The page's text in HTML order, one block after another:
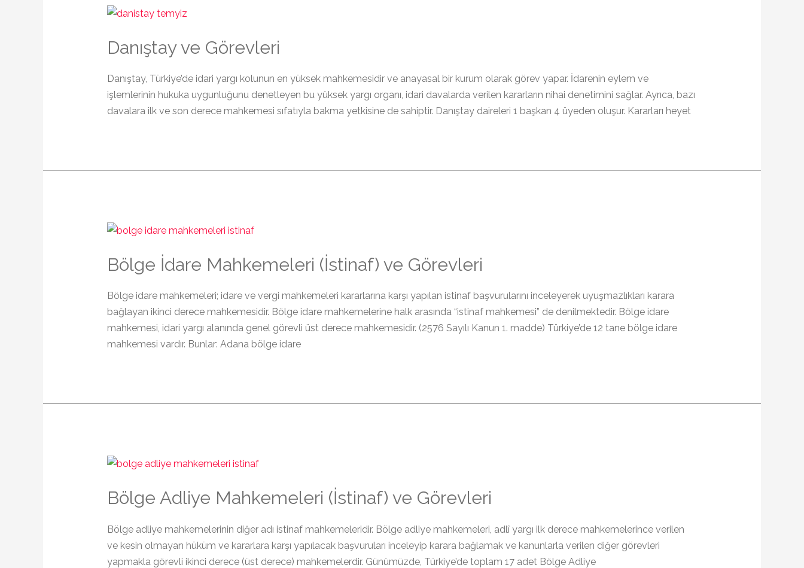
Danıştay ve Görevleri
Danıştay, Türkiye’de idari yargı kolunun en yüksek mahkemesidir ve anayasal bir kurum olarak görev yapar. İdarenin eylem ve
işlemlerinin hukuka uygunluğunu denetleyen bu yüksek yargı organı, idari davalarda verilen kararların nihai denetimini sağlar. Ayrıca, bazı
davalara ilk ve son derece mahkemesi sıfatıyla bakma yetkisine de sahiptir. Danıştay daireleri 1 başkan 4 üyeden oluşur. Kararları heyet
Bölge İdare Mahkemeleri (İstinaf) ve Görevleri
Bölge idare mahkemeleri; idare ve vergi mahkemeleri kararlarına karşı yapılan istinaf başvurularını inceleyerek uyuşmazlıkları karara
bağlayan ikinci derece mahkemesidir. Bölge idare mahkemelerine halk arasında “istinaf mahkemesi” de denilmektedir. Bölge idare
mahkemesi, idari yargı alanında genel görevli üst derece mahkemesidir. (2576 Sayılı Kanun 1. madde) Türkiye’de 12 tane bölge idare
mahkemesi vardır. Bunlar: Adana bölge idare
Bölge Adliye Mahkemeleri (İstinaf) ve Görevleri
Bölge adliye mahkemelerinin diğer adı istinaf mahkemeleridir. Bölge adliye mahkemeleri, adlî yargı ilk derece mahkemelerince verilen
ve kesin olmayan hüküm ve kararlara karşı yapılacak başvuruları inceleyip karara bağlamak ve kanunlarla verilen diğer görevleri
yapmakla görevli ikinci derece (üst derece) mahkemelerdir. Günümüzde, Türkiye’de toplam 17 adet Bölge Adliye